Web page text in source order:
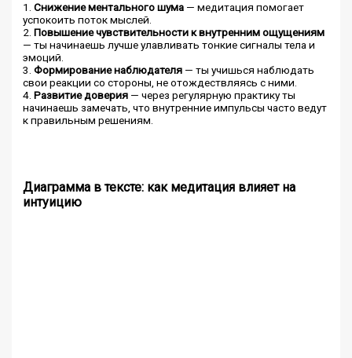
1.Снижение ментального шума — медитация помогает
успокоить поток мыслей.
2.Повышение чувствительности к внутренним ощущениям
— ты начинаешь лучше улавливать тонкие сигналы тела и
эмоций.
3.Формирование наблюдателя — ты учишься наблюдать
свои реакции со стороны, не отождествляясь с ними.
4.Развитие доверия — через регулярную практику ты
начинаешь замечать, что внутренние импульсы часто ведут
к правильным решениям.
Диаграмма в тексте: как медитация влияет на
интуицию